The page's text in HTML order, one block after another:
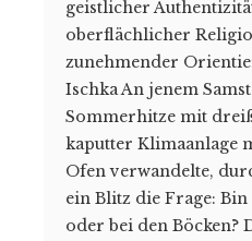
geistlicher
oberflächlicher
zunehmender
Ischka An jenem
Sommerhitze mit
kaputter Klimaanlage
Ofen verwandelte,
ein Blitz die Frage:
oder bei den Böcken?